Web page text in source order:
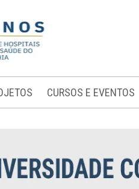
CURSOS E EVENTOS